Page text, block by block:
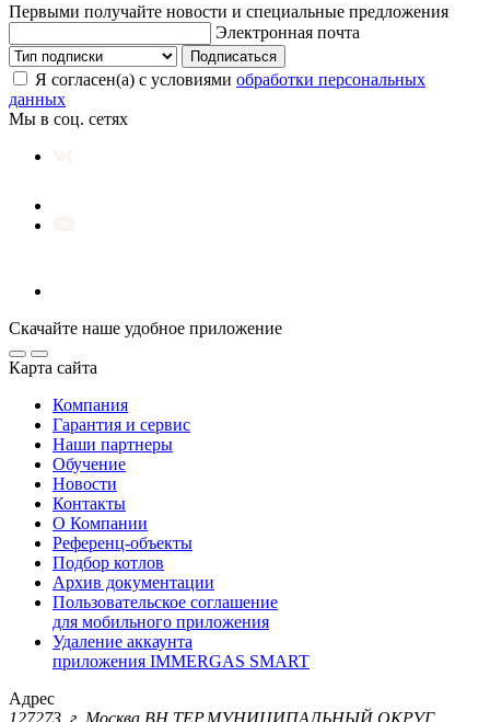
Первыми получайте новости и специальные предложения
Электронная почта
Подписаться
Я согласен(а) с условиями обработки персональных
данных
Мы в соц. сетях
Скачайте наше удобное приложение
Карта сайта
Компания
Гарантия и сервис
Наши партнеры
Обучение
Новости
Контакты
О Компании
Референц-объекты
Подбор котлов
Архив документации
Пользовательское соглашение
для мобильного приложения
Удаление аккаунта
приложения IMMERGAS SMART
Адрес
127273, г. Москва ВН.ТЕР.МУНИЦИПАЛЬНЫЙ ОКРУГ